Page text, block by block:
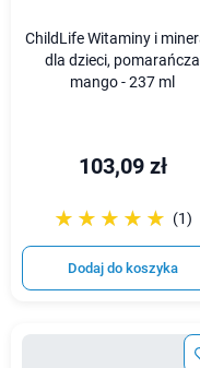
ChildLife Witaminy i
dla dzieci, pomarańcza
mango - 237 ml
103,09 zł
☆☆☆☆☆
★★★★★ (1)
Dodaj do koszyka